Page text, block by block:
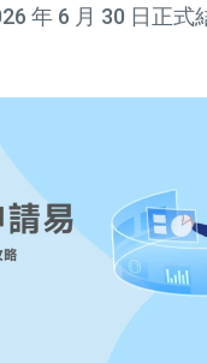
年 6 月 30 日正